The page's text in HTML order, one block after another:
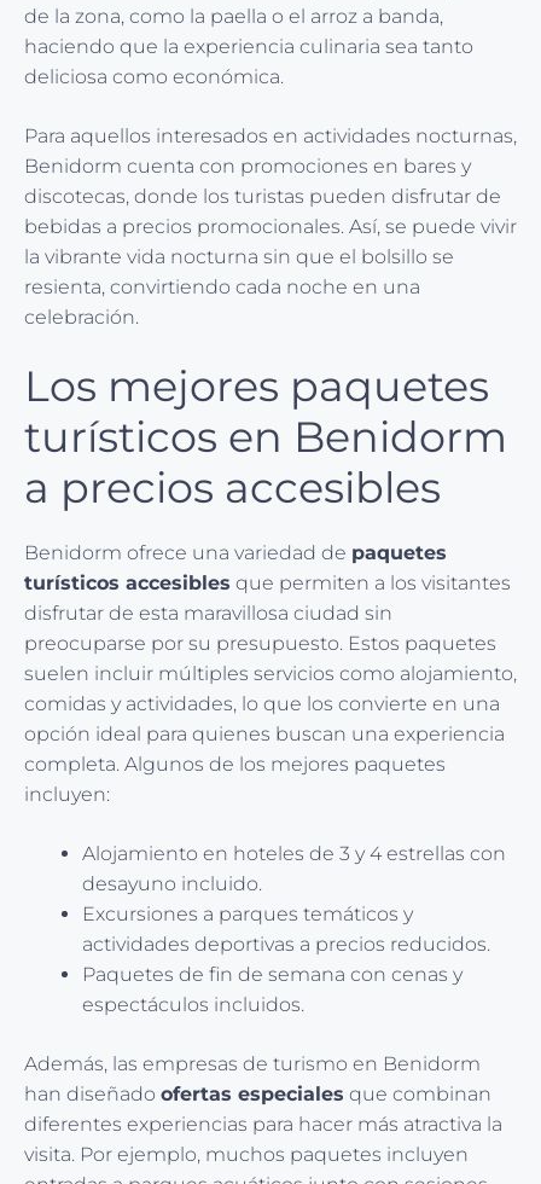
de la zona, como la paella o el arroz a banda,
haciendo que la experiencia culinaria sea tanto
deliciosa como económica.
Para aquellos interesados en actividades nocturnas,
Benidorm cuenta con promociones en bares y
discotecas, donde los turistas pueden disfrutar de
bebidas a precios promocionales. Así, se puede vivir
la vibrante vida nocturna sin que el bolsillo se
resienta, convirtiendo cada noche en una
celebración.
Los mejores paquetes
turísticos en Benidorm
a precios accesibles
Benidorm ofrece una variedad de paquetes
turísticos accesibles que permiten a los visitantes
disfrutar de esta maravillosa ciudad sin
preocuparse por su presupuesto. Estos paquetes
suelen incluir múltiples servicios como alojamiento,
comidas y actividades, lo que los convierte en una
opción ideal para quienes buscan una experiencia
completa. Algunos de los mejores paquetes
incluyen:
Alojamiento en hoteles de 3 y 4 estrellas con
desayuno incluido.
Excursiones a parques temáticos y
actividades deportivas a precios reducidos.
Paquetes de fin de semana con cenas y
espectáculos incluidos.
Además, las empresas de turismo en Benidorm
han diseñado ofertas especiales que combinan
diferentes experiencias para hacer más atractiva la
visita. Por ejemplo, muchos paquetes incluyen